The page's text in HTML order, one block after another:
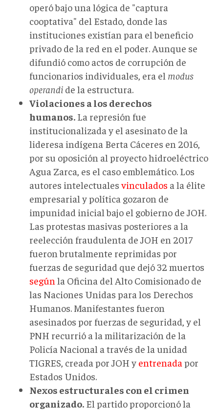
operó bajo una lógica de "captura
cooptativa" del Estado, donde las
instituciones existían para el beneficio
privado de la red en el poder. Aunque se
difundió como actos de corrupción de
funcionarios individuales, era el modus
operandi de la estructura.
Violaciones a los derechos
humanos. La represión fue
institucionalizada y el asesinato de la
lideresa indígena Berta Cáceres en 2016,
por su oposición al proyecto hidroeléctrico
Agua Zarca, es el caso emblemático. Los
autores intelectualesvinculados a la élite
empresarial y política gozaron de
impunidad inicial bajo el gobierno de JOH.
Las protestas masivas posteriores a la
reelección fraudulenta de JOH en 2017
fueron brutalmente reprimidas por
fuerzas de seguridad que dejó 32 muertos
según la Oficina del Alto Comisionado de
las Naciones Unidas para los Derechos
Humanos. Manifestantes fueron
asesinados por fuerzas de seguridad, y el
PNH recurrió a la militarización de la
Policía Nacional a través de la unidad
TIGRES, creada por JOH y entrenada por
Estados Unidos.
Nexos estructurales con el crimen
organizado. El partido proporcionó la